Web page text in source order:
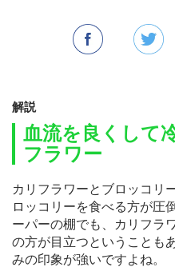
解説
血流を良くして
フラワー
カリフラワーとブロッコリ
ロッコリーを食べる方が圧
ーパーの棚でも、カリフラ
の方が目立つということも
みの印象が強いですよね。